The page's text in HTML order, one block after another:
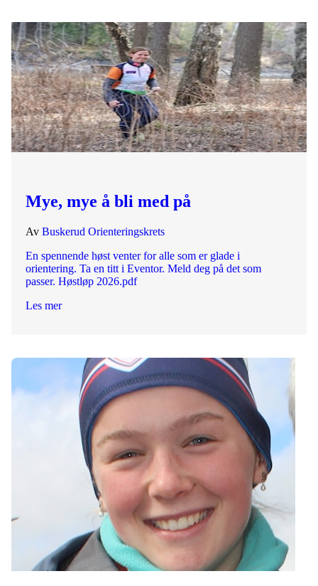
Mye, mye å bli med på
Av Buskerud Orienteringskrets
En spennende høst venter for alle som er glade i
orientering. Ta en titt i Eventor. Meld deg på det som
passer. Høstløp 2026.pdf
Les mer